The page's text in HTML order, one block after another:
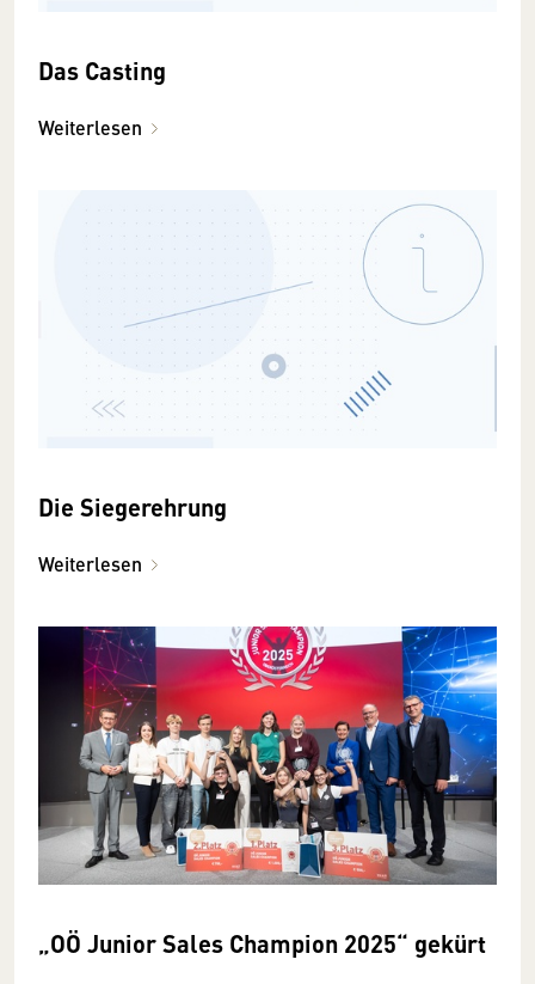
Das Casting
Weiterlesen
Die Siegerehrung
Weiterlesen
„OÖ Junior Sales Champion 2025“ gekürt